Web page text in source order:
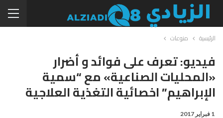
الرئيسية منوعات
فيديو: تعرف على فوائد و أضرار
«المحليات الصناعية» مع “سمية
الإبراهيم” اخصائية التغذية العلاجية
1 فبراير 2017